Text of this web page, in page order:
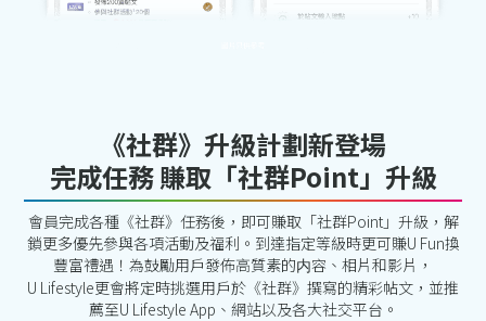
《社群》升級計劃新登場
完成任務 賺取「社群Point」升級
會員完成各種《社群》任務後，即可賺取「社群Point」升級，解
鎖更多優先參與各項活動及福利。到達指定等級時更可賺U Fun換
豐富禮遇！為鼓勵用戶發佈高質素的内容、相片和影片，
U Lifestyle更會將定時挑選用戶於《社群》撰寫的精彩帖文，並推
薦至U Lifestyle App、網站以及各大社交平台。